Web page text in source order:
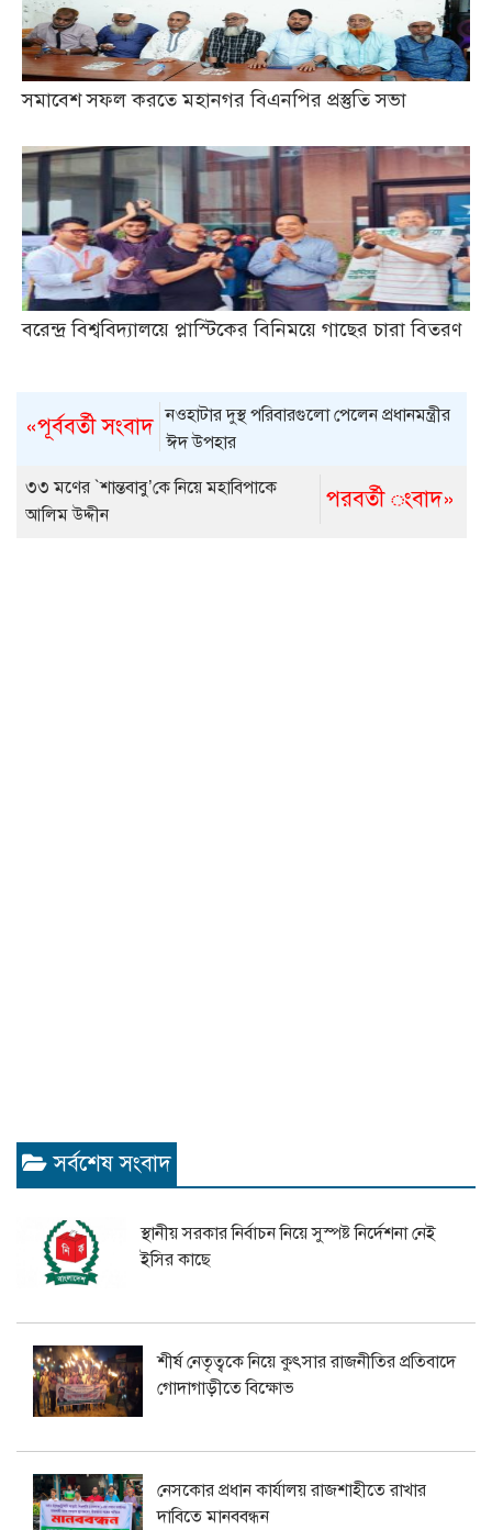
সমাবেশ সফল করতে মহানগর বিএনপির প্রস্তুতি সভা
বরেন্দ্র বিশ্ববিদ্যালয়ে প্লাস্টিকের বিনিময়ে গাছের চারা বিতরণ
«পূর্ববর্তী সংবাদ নওহাটার দুস্থ পরিবারগুলো পেলেন প্রধানমন্ত্রীর
ঈদ উপহার
পরবর্তী ংবাদ»
৩৩ মণের `শান্তবাবু’কে নিয়ে মহাবিপাকে
আলিম উদ্দীন
সর্বশেষ সংবাদ
স্থানীয় সরকার নির্বাচন নিয়ে সুস্পষ্ট নির্দেশনা নেই
ইসির কাছে
শীর্ষ নেতৃত্বকে নিয়ে কুৎসার রাজনীতির প্রতিবাদে
গোদাগাড়ীতে বিক্ষোভ
নেসকোর প্রধান কার্যালয় রাজশাহীতে রাখার
দাবিতে মানববন্ধন